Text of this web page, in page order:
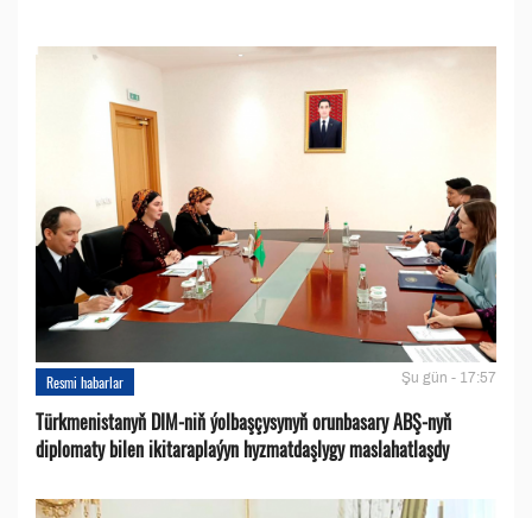
Resmi habarlar Şu gün - 17:57
Türkmenistanyň DIM-niň ýolbaşçysynyň orunbasary ABŞ-nyň
diplomaty bilen ikitaraplaýyn hyzmatdaşlygy maslahatlaşdy